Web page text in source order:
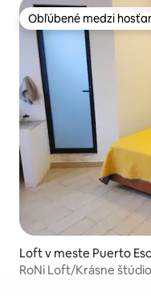
Obľúbené medzi
Obľúbené medzi
Loft v meste Puerto
RoNi Loft/Krásne